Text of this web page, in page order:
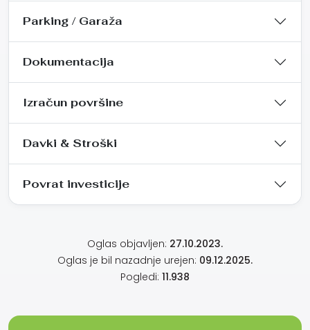
Parking / Garaža
Dokumentacija
Izračun površine
Davki & Stroški
Povrat investicije
Oglas objavljen: 27.10.2023.
Oglas je bil nazadnje urejen: 09.12.2025.
Pogledi: 11.938